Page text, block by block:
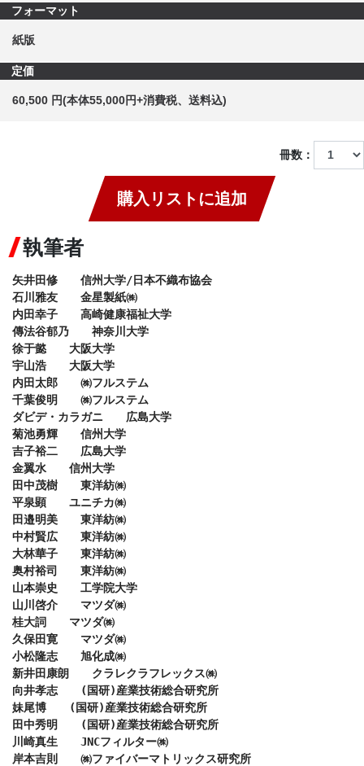
フォーマット
紙版
定価
60,500 円(本体55,000円+消費税、送料込)
冊数：
購入リストに追加
執筆者
矢井田修　　信州大学/日本不織布協会
石川雅友　　金星製紙㈱
内田幸子　　高崎健康福祉大学
傳法谷郁乃　　神奈川大学
徐于懿　　大阪大学
宇山浩　　大阪大学
内田太郎　　㈱フルステム
千葉俊明　　㈱フルステム
ダビデ・カラガニ　　広島大学
菊池勇輝　　信州大学
吉子裕二　　広島大学
金翼水　　信州大学
田中茂樹　　東洋紡㈱
平泉顕　　ユニチカ㈱
田邉明美　　東洋紡㈱
中村賢広　　東洋紡㈱
大林華子　　東洋紡㈱
奥村裕司　　東洋紡㈱
山本崇史　　工学院大学
山川啓介　　マツダ㈱
桂大詞　　マツダ㈱
久保田寛　　マツダ㈱
小松隆志　　旭化成㈱
新井田康朗　　クラレクラフレックス㈱
向井孝志　　(国研)産業技術総合研究所
妹尾博　　(国研)産業技術総合研究所
田中秀明　　(国研)産業技術総合研究所
川崎真生　　JNCフィルター㈱
岸本吉則　　㈱ファイバーマトリックス研究所